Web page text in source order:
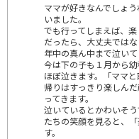
ママが好きなんでしょ
いました。
でも行ってしまえば、
だったら、大丈夫では
年中の真ん中まで泣い
今は下の子も１月から幼
ほぼ泣きます。「ママと
帰りはすっきり楽しん
ってきます。
泣いているとかわいそ
たちの笑顔を見ると、
す。